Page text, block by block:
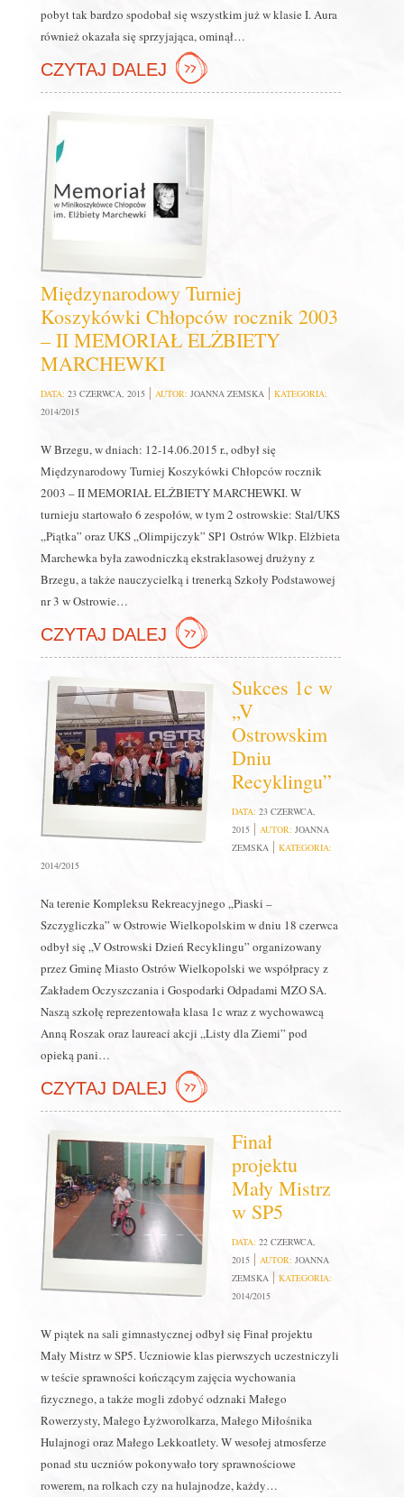
pobyt tak bardzo spodobał się wszystkim już w klasie I. Aura
również okazała się sprzyjająca, ominął…
CZYTAJ DALEJ
Międzynarodowy Turniej
Koszykówki Chłopców rocznik 2003
– II MEMORIAŁ ELŻBIETY
MARCHEWKI
DATA: 23 CZERWCA, 2015 AUTOR: JOANNA ZEMSKA
KATEGORIA:
2014/2015
W Brzegu, w dniach: 12-14.06.2015 r., odbył się
Międzynarodowy Turniej Koszykówki Chłopców rocznik
2003 – II MEMORIAŁ ELŻBIETY MARCHEWKI. W
turnieju startowało 6 zespołów, w tym 2 ostrowskie: Stal/UKS
„Piątka” oraz UKS „Olimpijczyk” SP1 Ostrów Wlkp. Elżbieta
Marchewka była zawodniczką ekstraklasowej drużyny z
Brzegu, a także nauczycielką i trenerką Szkoły Podstawowej
nr 3 w Ostrowie…
CZYTAJ DALEJ
Sukces 1c w
„V
Ostrowskim
Dniu
Recyklingu”
DATA: 23 CZERWCA,
2015
AUTOR: JOANNA
ZEMSKA
KATEGORIA:
2014/2015
Na terenie Kompleksu Rekreacyjnego „Piaski –
Szczygliczka” w Ostrowie Wielkopolskim w dniu 18 czerwca
odbył się „V Ostrowski Dzień Recyklingu” organizowany
przez Gminę Miasto Ostrów Wielkopolski we współpracy z
Zakładem Oczyszczania i Gospodarki Odpadami MZO SA.
Naszą szkołę reprezentowała klasa 1c wraz z wychowawcą
Anną Roszak oraz laureaci akcji „Listy dla Ziemi” pod
opieką pani…
CZYTAJ DALEJ
Finał
projektu
Mały Mistrz
w SP5
DATA: 22 CZERWCA,
2015
AUTOR: JOANNA
ZEMSKA
KATEGORIA:
2014/2015
W piątek na sali gimnastycznej odbył się Finał projektu
Mały Mistrz w SP5. Uczniowie klas pierwszych uczestniczyli
w teście sprawności kończącym zajęcia wychowania
fizycznego, a także mogli zdobyć odznaki Małego
Rowerzysty, Małego Łyżworolkarza, Małego Miłośnika
Hulajnogi oraz Małego Lekkoatlety. W wesołej atmosferze
ponad stu uczniów pokonywało tory sprawnościowe
rowerem, na rolkach czy na hulajnodze, każdy…